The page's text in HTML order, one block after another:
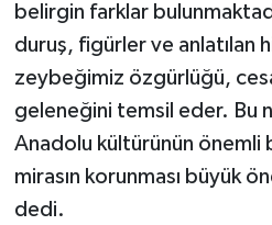
belirgin farklar
duruş, figürler ve anlatılan
zeybeğimiz özgürlüğü,
geleneğini temsil eder. Bu
Anadolu kültürünün önemli
mirasın korunması büyük
dedi.